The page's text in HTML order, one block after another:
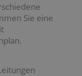
Sie eine